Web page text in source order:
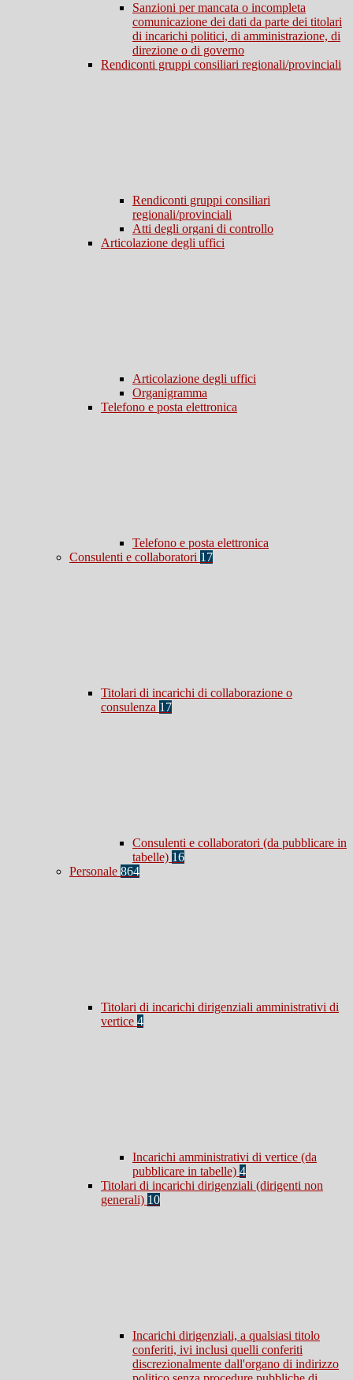
Sanzioni per mancata o incompleta
comunicazione dei dati da parte dei titolari
di incarichi politici, di amministrazione, di
direzione o di governo
Rendiconti gruppi consiliari regionali/provinciali
Rendiconti gruppi consiliari
regionali/provinciali
Atti degli organi di controllo
Articolazione degli uffici
Articolazione degli uffici
Organigramma
Telefono e posta elettronica
Telefono e posta elettronica
Consulenti e collaboratori 17
Titolari di incarichi di collaborazione o
consulenza 17
Consulenti e collaboratori (da pubblicare in
tabelle) 16
Personale 864
Titolari di incarichi dirigenziali amministrativi di
vertice 4
Incarichi amministrativi di vertice (da
pubblicare in tabelle) 4
Titolari di incarichi dirigenziali (dirigenti non
generali) 10
Incarichi dirigenziali, a qualsiasi titolo
conferiti, ivi inclusi quelli conferiti
discrezionalmente dall'organo di indirizzo